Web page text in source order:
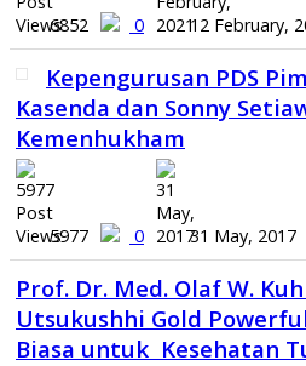
6852 0 12 February,
Kepengurusan PDS
Kasenda dan Sonny
Kemenhukham
5977 0 31 May, 2017
Prof. Dr. Med. Olaf W.
Utsukushhi Gold
Biasa untuk Kesehatan